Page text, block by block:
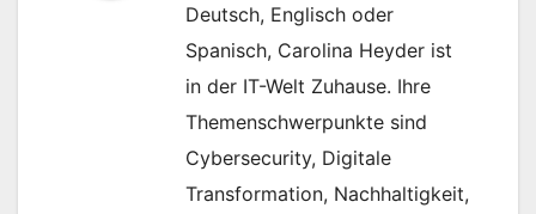
Deutsch, Englisch oder
Spanisch, Carolina Heyder ist
in der IT-Welt Zuhause. Ihre
Themenschwerpunkte sind
Cybersecurity, Digitale
Transformation, Nachhaltigkeit,